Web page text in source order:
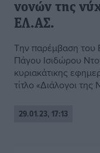
νονών της
ΕΛ.ΑΣ.
Την παρέμβαση του
Πάγου Ισιδώρου
κυριακάτικης
τίτλο «Διάλογοι
29.01.23, 17:13